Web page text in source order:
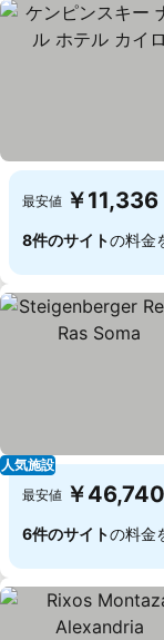
最安値 ￥11,336
8件のサイトの料金
人気施設
最安値 ￥46,740
6件のサイトの料金